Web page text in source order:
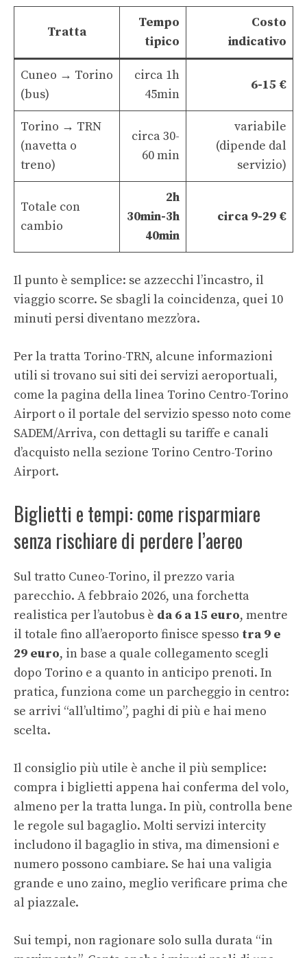
Tratta
Tempo
tipico
Costo
indicativo
Cuneo → Torino
(bus)
circa 1h
45min
6-15 €
Torino → TRN
(navetta o
treno)
circa 30-
60 min
variabile
(dipende dal
servizio)
Totale con
cambio
2h
30min-3h
40min
circa 9-29 €
Il punto è semplice: se azzecchi l’incastro, il
viaggio scorre. Se sbagli la coincidenza, quei 10
minuti persi diventano mezz’ora.
Per la tratta Torino-TRN, alcune informazioni
utili si trovano sui siti dei servizi aeroportuali,
come la pagina dellalinea Torino Centro-Torino
Airport o il portale del servizio spesso noto come
SADEM/Arriva, con dettagli su tariffe e canali
d’acquisto nella sezione Torino Centro-Torino
Airport.
Biglietti e tempi: come risparmiare
senza rischiare di perdere l’aereo
Sul tratto Cuneo-Torino, il prezzo varia
parecchio. A febbraio 2026, una forchetta
realistica per l’autobus è da 6 a 15 euro, mentre
il totale fino all’aeroporto finisce spesso tra 9 e
29 euro, in base a quale collegamento scegli
dopo Torino e a quanto in anticipo prenoti. In
pratica, funziona come un parcheggio in centro:
se arrivi “all’ultimo”, paghi di più e hai meno
scelta.
Il consiglio più utile è anche il più semplice:
compra i biglietti appena hai conferma del volo,
almeno per la tratta lunga. In più, controlla bene
le regole sul bagaglio. Molti servizi intercity
includono il bagaglio in stiva, ma dimensioni e
numero possono cambiare. Se hai una valigia
grande e uno zaino, meglio verificare prima che
al piazzale.
Sui tempi, non ragionare solo sulla durata “in